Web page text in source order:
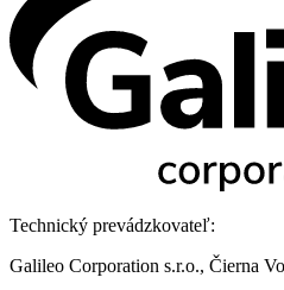
Technický prevádzkovateľ:
Galileo Corporation s.r.o., Čierna